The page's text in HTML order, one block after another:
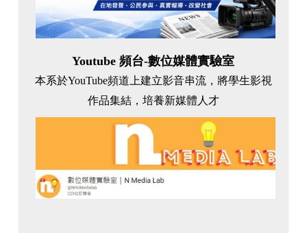
Youtube 頻台-數位媒體實驗室
本系於YouTube頻道上建立影音串流，將學生影視
作品集結，培養新媒體人才